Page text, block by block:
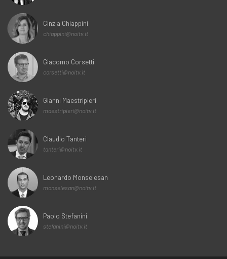
Cinzia Chiappini
chiappini@noitv.it
Giacomo Corsetti
corsetti@noitv.it
Gianni Maestripieri
maestripieri@noitv.it
Claudio Tanteri
tanteri@noitv.it
Leonardo Monselesan
monselesan@noitv.it
Paolo Stefanini
stefanini@noitv.it